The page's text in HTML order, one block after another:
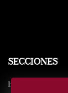
SECCIONES
Inicio